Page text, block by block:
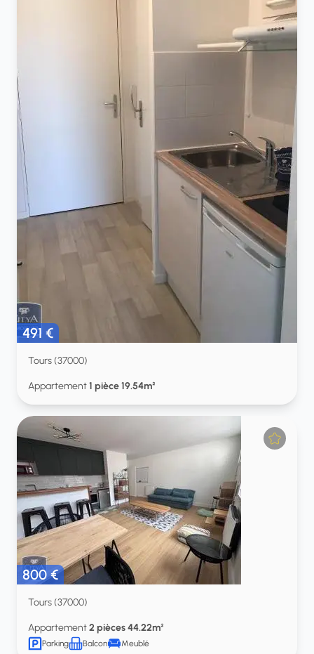
491 €
Tours (37000)
Appartement1 pièce 19.54m²
800 €
Tours (37000)
Appartement2 pièces 44.22m²
Parking Balcon Meublé